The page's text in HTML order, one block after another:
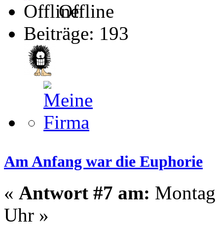
Offline
Beiträge: 193
Am Anfang war die Euphorie
« Antwort #7 am: Montag
Uhr »